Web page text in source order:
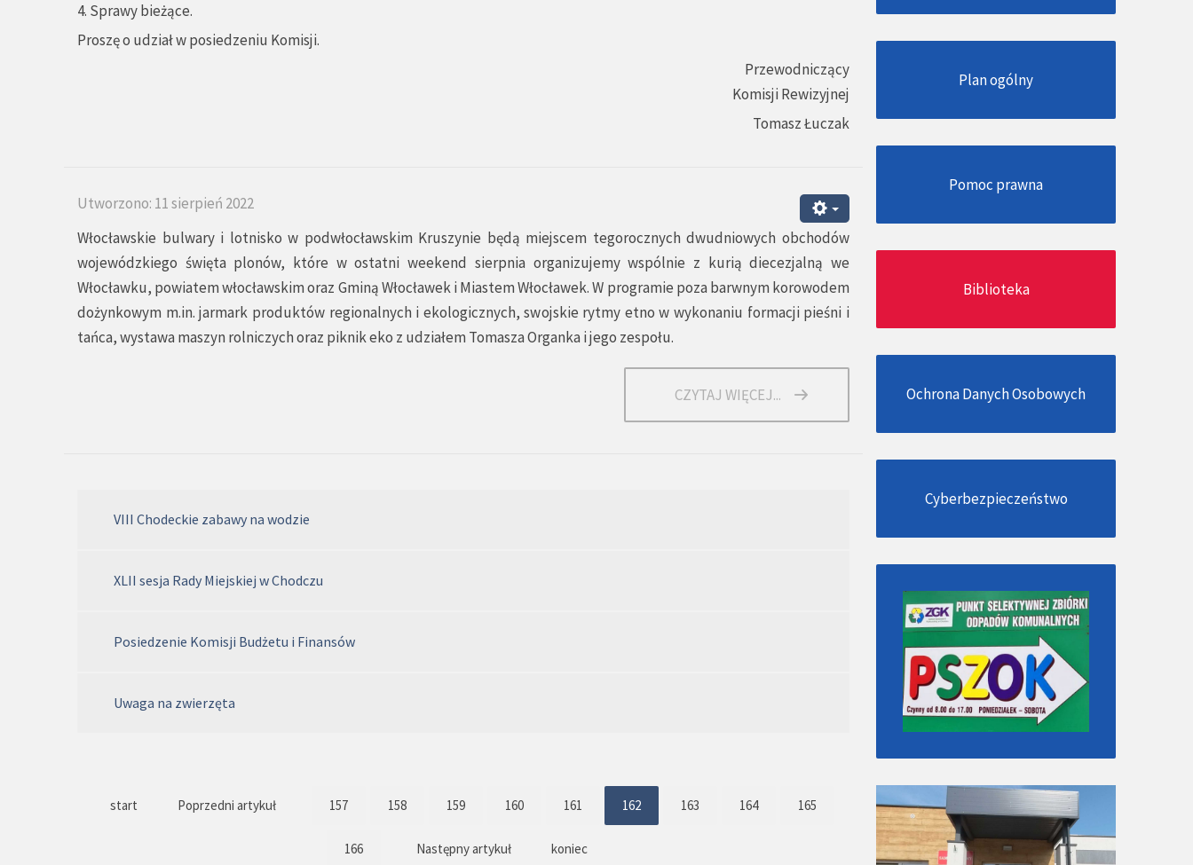
4. Sprawy bieżące.
Proszę o udział w posiedzeniu Komisji.
Przewodniczący
Komisji Rewizyjnej
Tomasz Łuczak
Utworzono: 11 sierpień 2022
Włocławskie bulwary i lotnisko w podwłocławskim Kruszynie będą miejscem tegorocznych dwudniowych obchodów
wojewódzkiego święta plonów, które w ostatni weekend sierpnia organizujemy wspólnie z kurią diecezjalną we
Włocławku, powiatem włocławskim oraz Gminą Włocławek i Miastem Włocławek. W programie poza barwnym korowodem
dożynkowym m.in. jarmark produktów regionalnych i ekologicznych, swojskie rytmy etno w wykonaniu formacji pieśni i
tańca, wystawa maszyn rolniczych oraz piknik eko z udziałem Tomasza Organka i jego zespołu.
CZYTAJ WIĘCEJ...
VIII Chodeckie zabawy na wodzie
XLII sesja Rady Miejskiej w Chodczu
Posiedzenie Komisji Budżetu i Finansów
Uwaga na zwierzęta
start Poprzedni artykuł 157 158 159 160 161 162 163 164 165
166 Następny artykuł koniec
Plan ogólny
Pomoc prawna
Biblioteka
Ochrona Danych Osobowych
Cyberbezpieczeństwo